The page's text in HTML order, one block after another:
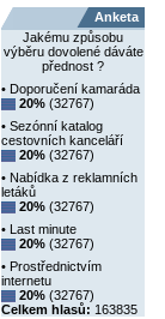
Anketa
Jakému způsobu
výběru dovolené dáváte
přednost ?
• Doporučení kamaráda
20% (32767)
• Sezónní katalog
cestovních kanceláří
20% (32767)
• Nabídka z reklamních
letáků
20% (32767)
• Last minute
20% (32767)
• Prostřednictvím
internetu
20% (32767)
Celkem hlasů: 163835